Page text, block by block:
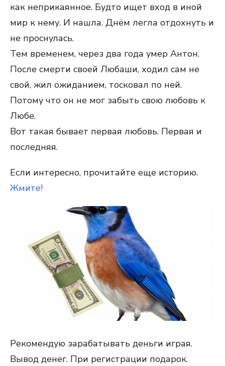
как неприкаянное. Будто ищет вход в иной
мир к нему. И нашла. Днём легла отдохнуть и
не проснулась.
Тем временем, через два года умер Антон.
После смерти своей Любаши, ходил сам не
свой, жил ожиданием, тосковал по ней.
Потому что он не мог забыть свою любовь к
Любе.
Вот такая бывает первая любовь. Первая и
последняя.
Если интересно, прочитайте еще историю.
Жмите!
Рекомендую зарабатывать деньги играя.
Вывод денег. При регистрации подарок.